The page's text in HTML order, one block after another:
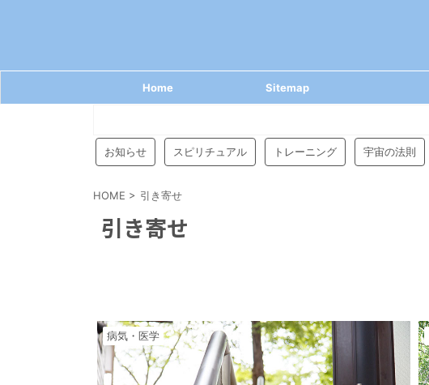
Home Sitemap
お知らせ スピリチュアル トレーニング 宇宙の法則
HOME > 引き寄せ
引き寄せ
病気・医学